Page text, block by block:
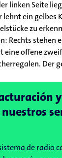
de radio